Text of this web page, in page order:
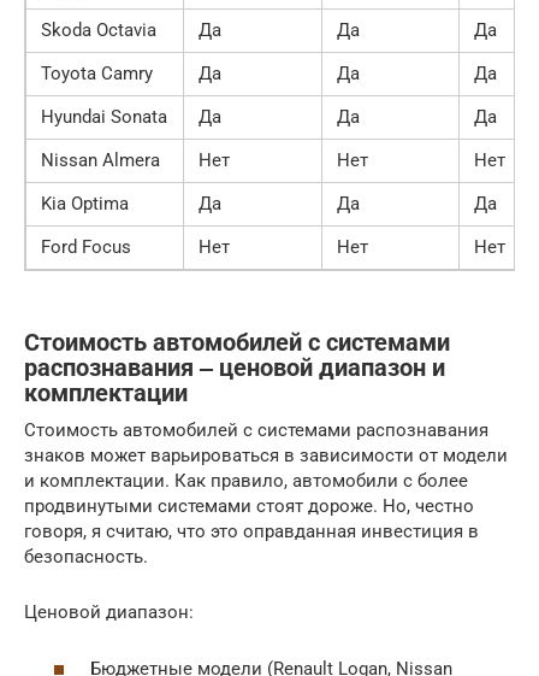
Skoda Octavia Да Да
Да
Toyota Camry
Да Да
Да
Hyundai Sonata
Да Да
Да
Nissan Almera
Нет Нет
Нет
Kia Optima
Да Да
Да
Ford Focus
Нет Нет Нет
Стоимость автомобилей с системами
распознавания ‒ ценовой диапазон и
комплектации
Стоимость автомобилей с системами распознавания
знаков может варьироваться в зависимости от модели
и комплектации. Как правило, автомобили с более
продвинутыми системами стоят дороже. Но, честно
говоря, я считаю, что это оправданная инвестиция в
безопасность.
Ценовой диапазон:
Бюджетные модели (Renault Logan, Nissan